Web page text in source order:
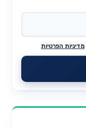
מדיניות הפרטיות